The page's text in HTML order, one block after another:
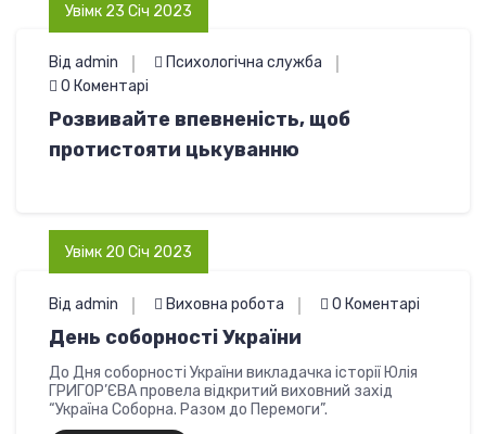
Увімк 23 Січ 2023
Від admin
Психологічна служба
0 Коментарі
Розвивайте впевненість, щоб
протистояти цькуванню
Увімк 20 Січ 2023
Від admin Виховна робота 0 Коментарі
День соборності України
До Дня соборності України викладачка історії Юлія
ГРИГОР’ЄВА провела відкритий виховний захід
“Україна Соборна. Разом до Перемоги”.